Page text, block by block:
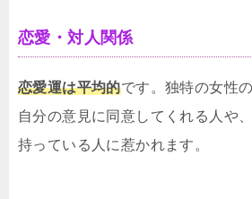
恋愛・対人関係
恋愛運は平均的です。独特の女性
自分の意見に同意してくれる人や
持っている人に惹かれます。